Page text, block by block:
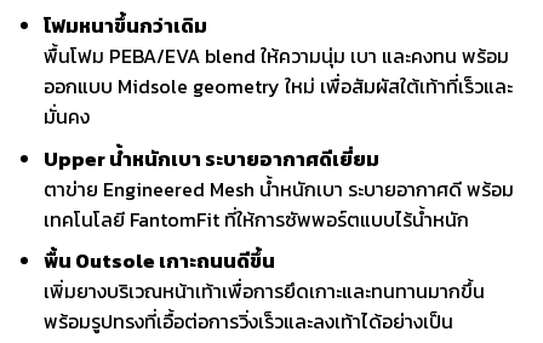
โฟมหนาขึ้นกว่าเดิม
พื้นโฟม PEBA/EVA blend ให้ความนุ่ม เบา และคงทน พร้อม
ออกแบบ Midsole geometry ใหม่ เพื่อสัมผัสใต้เท้าที่เร็วและ
มั่นคง
Upper น้ำหนักเบา ระบายอากาศดีเยี่ยม
ตาข่าย Engineered Mesh น้ำหนักเบา ระบายอากาศดี พร้อม
เทคโนโลยี FantomFit ที่ให้การซัพพอร์ตแบบไร้น้ำหนัก
พื้น Outsole เกาะถนนดีขึ้น
เพิ่มยางบริเวณหน้าเท้าเพื่อการยึดเกาะและทนทานมากขึ้น
พร้อมรูปทรงที่เอื้อต่อการวิ่งเร็วและลงเท้าได้อย่างเป็น